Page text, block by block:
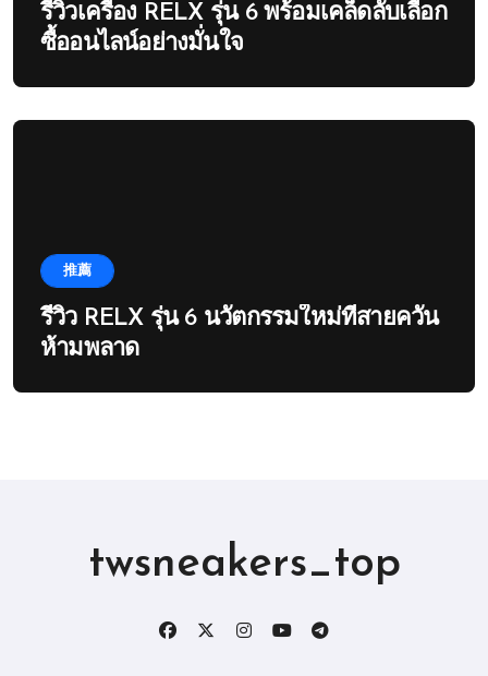
รีวิวเครื่อง RELX รุ่น 6 พร้อมเคล็ดลับเลือก
ซื้ออนไลน์อย่างมั่นใจ
推薦
รีวิว RELX รุ่น 6 นวัตกรรมใหม่ที่สายควัน
ห้ามพลาด
twsneakers_top